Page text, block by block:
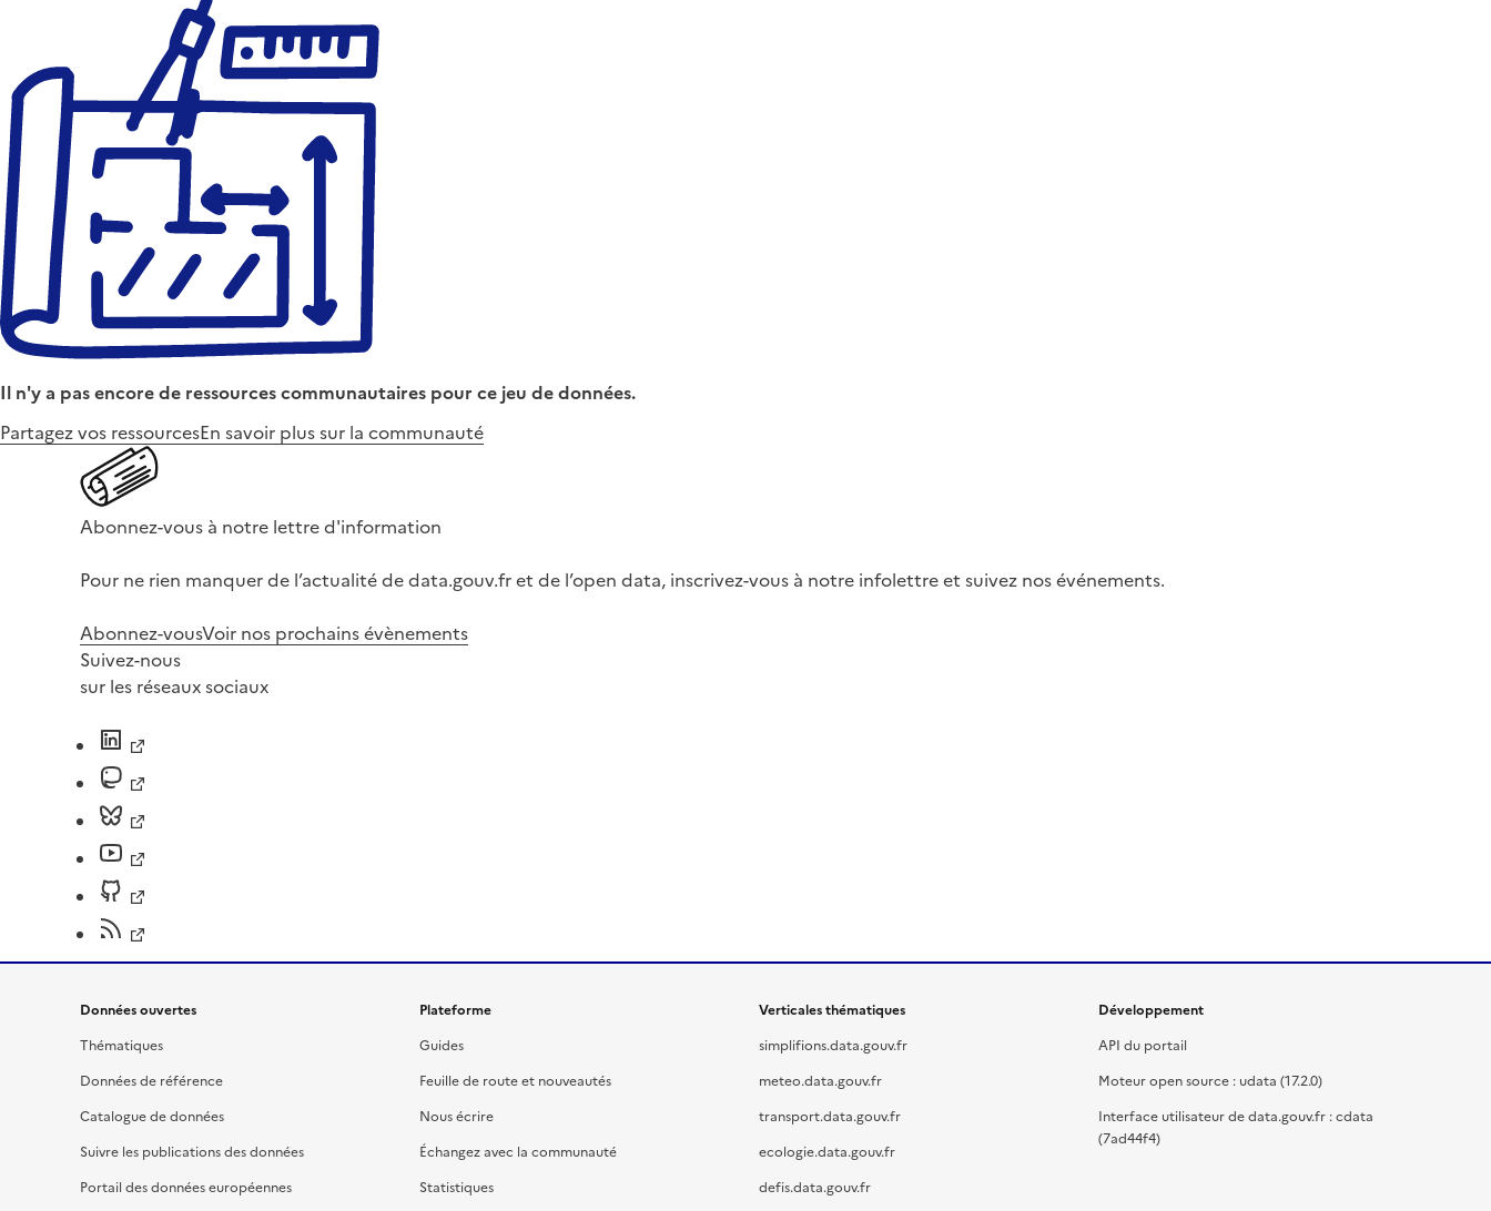
Il n'y a pas encore de ressources communautaires pour ce jeu de données.
Partagez vos ressourcesEn savoir plus sur la communauté
Abonnez-vous à notre lettre d'information
Pour ne rien manquer de l’actualité de data.gouv.fr et de l’open data, inscrivez-vous à notre infolettre et suivez nos événements.
Abonnez-vousVoir nos prochains évènements
Suivez-nous
sur les réseaux sociaux
Données ouvertes
Thématiques
Données de référence
Catalogue de données
Suivre les publications des données
Portail des données européennes
Plateforme
Guides
Feuille de route et nouveautés
Nous écrire
Échangez avec la communauté
Statistiques
Verticales thématiques
simplifions.data.gouv.fr
meteo.data.gouv.fr
transport.data.gouv.fr
ecologie.data.gouv.fr
defis.data.gouv.fr
Développement
API du portail
Moteur open source : udata (17.2.0)
Interface utilisateur de data.gouv.fr : cdata
(7ad44f4)